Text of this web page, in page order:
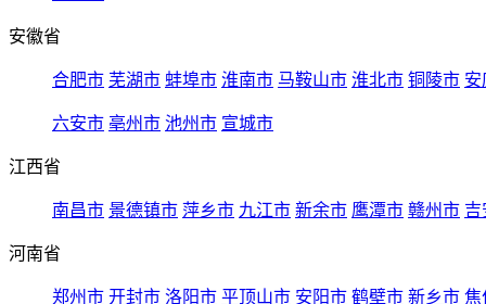
安徽省
合肥市 芜湖市 蚌埠市 淮南市 马鞍山市 淮北市 铜陵市 安
六安市 亳州市 池州市 宣城市
江西省
南昌市 景德镇市 萍乡市 九江市 新余市 鹰潭市 赣州市 吉
河南省
郑州市 开封市 洛阳市 平顶山市 安阳市 鹤壁市 新乡市 焦